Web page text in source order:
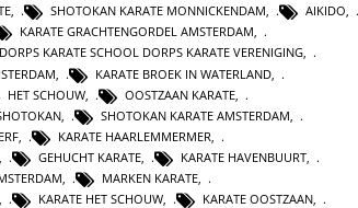
, SHOTOKAN KARATE MONNICKENDAM, AIKIDO,
KARATE GRACHTENGORDEL AMSTERDAM,
DORPS KARATE SCHOOL DORPS KARATE VERENIGING,
KARATE BROEK IN WATERLAND
HET SCHOUW OOSTZAAN KARATE
SHOTOKAN KARATE AMSTERDAM
KARATE HAARLEMMERMER
GEHUCHT KARATE KARATE HAVENBUURT
MARKEN KARATE
KARATE HET SCHOUW KARATE OOSTZAAN